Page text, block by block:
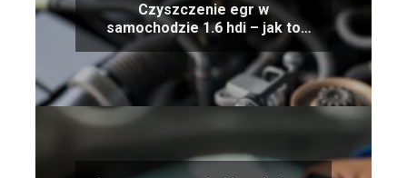
Czyszczenie egr w
samochodzie 1.6 hdi – jak to
zrobić?